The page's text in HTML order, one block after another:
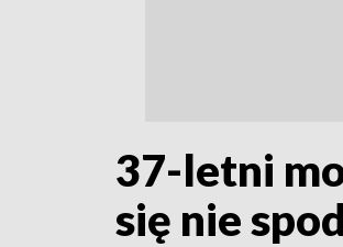
37-letni
się nie